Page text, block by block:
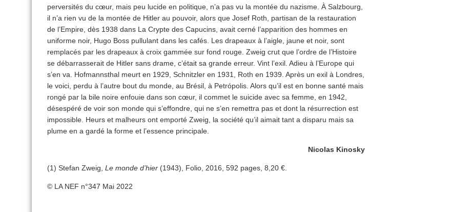
perversités du cœur, mais peu lucide en politique, n’a pas vu la montée du nazisme. À Salzbourg,
il n’a rien vu de la montée de Hitler au pouvoir, alors que Josef Roth, partisan de la restauration
de l’Empire, dès 1938 dans La Crypte des Capucins, avait cerné l’apparition des hommes en
uniforme noir, Hugo Boss pullulant dans les cafés. Les drapeaux à l’aigle, jaune et noir, sont
remplacés par les drapeaux à croix gammée sur fond rouge. Zweig crut que l’ordre de l’Histoire
se débarrasserait de Hitler sans drame, c’était sa grande erreur. Vint l’exil. Adieu à l’Europe qui
s’en va. Hofmannsthal meurt en 1929, Schnitzler en 1931, Roth en 1939. Après un exil à Londres,
le voici, perdu à l’autre bout du monde, au Brésil, à Petrópolis. Alors qu’il est en bonne santé mais
rongé par la bile noire enfouie dans son cœur, il commet le suicide avec sa femme, en 1942,
désespéré de voir son monde qui s’effondre, qui ne s’en remettra pas et dont la résurrection est
impossible. Heurs et malheurs ont emporté Zweig, la société qu’il aimait tant a disparu mais sa
plume en a gardé la forme et l’essence principale.
Nicolas Kinosky
(1) Stefan Zweig, Le monde d’hier (1943), Folio, 2016, 592 pages, 8,20 €.
© LA NEF n°347 Mai 2022